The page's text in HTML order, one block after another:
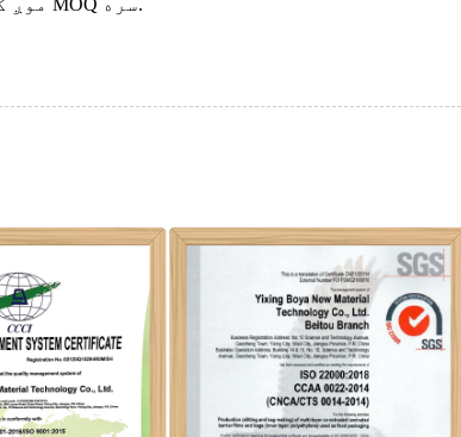
موږ کولی شو ستاسو لپاره ماشین تنظیم کړو، مګر د MOQ سره.